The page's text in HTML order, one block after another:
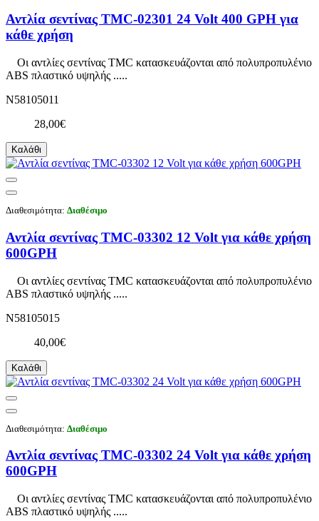
Αντλία σεντίνας TMC-02301 24 Volt 400 GPH για
κάθε χρήση
Οι αντλίες σεντίνας TMC κατασκευάζονται από πολυπροπυλένιο
ABS πλαστικό υψηλής .....
N58105011
28,00€
Καλάθι
Διαθεσιμότητα: Διαθέσιμο
Αντλία σεντίνας TMC-03302 12 Volt για κάθε χρήση
600GPH
Οι αντλίες σεντίνας TMC κατασκευάζονται από πολυπροπυλένιο
ABS πλαστικό υψηλής .....
N58105015
40,00€
Καλάθι
Διαθεσιμότητα: Διαθέσιμο
Αντλία σεντίνας TMC-03302 24 Volt για κάθε χρήση
600GPH
Οι αντλίες σεντίνας TMC κατασκευάζονται από πολυπροπυλένιο
ABS πλαστικό υψηλής .....